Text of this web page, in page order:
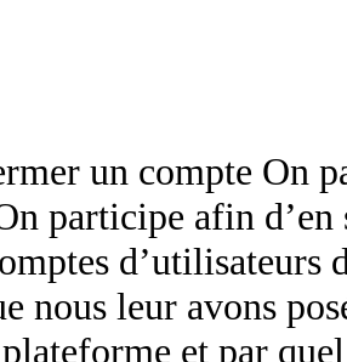
un compte On
participe afin
d’utilisateurs
nous leur avons
et par